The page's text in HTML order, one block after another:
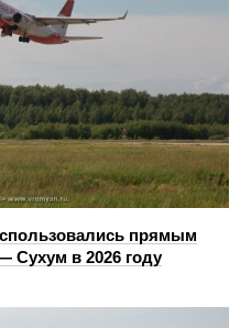
прямым
Сухум в 2026 году